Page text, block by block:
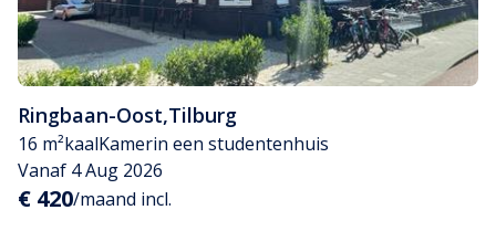
Ringbaan-Oost,Tilburg
16 m²kaalKamerin een studentenhuis
Vanaf 4 Aug 2026
€ 420/maand incl.